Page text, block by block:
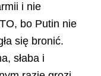
i nie
bo Putin nie
się bronić.
słaba i